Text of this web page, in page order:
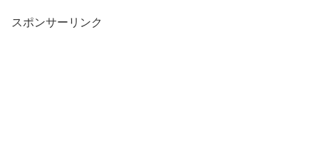
スポンサーリンク